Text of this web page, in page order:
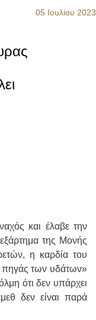
05 Ιουλίου 2023
και έλαβε την
της Μονής
η καρδία του
πηγάς των υδάτων»
ότι δεν υπάρχει
δεν είναι παρά